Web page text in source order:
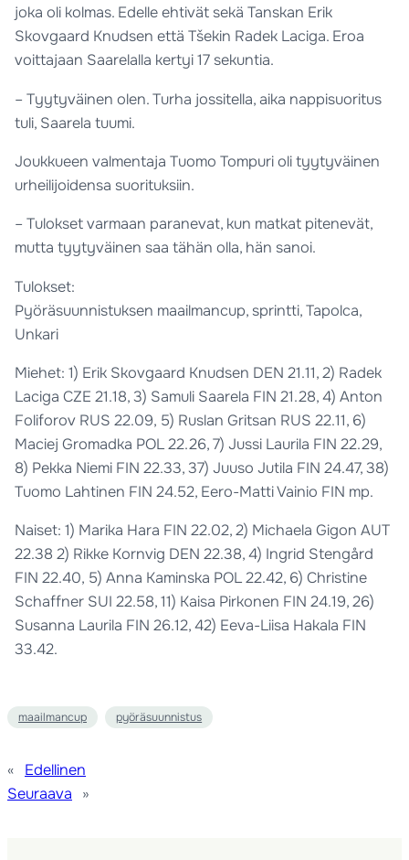
joka oli kolmas. Edelle ehtivät sekä Tanskan Erik
Skovgaard Knudsen että Tšekin Radek Laciga. Eroa
voittajaan Saarelalla kertyi 17 sekuntia.
– Tyytyväinen olen. Turha jossitella, aika nappisuoritus
tuli, Saarela tuumi.
Joukkueen valmentaja Tuomo Tompuri oli tyytyväinen
urheilijoidensa suorituksiin.
– Tulokset varmaan paranevat, kun matkat pitenevät,
mutta tyytyväinen saa tähän olla, hän sanoi.
Tulokset:
Pyöräsuunnistuksen maailmancup, sprintti, Tapolca,
Unkari
Miehet: 1) Erik Skovgaard Knudsen DEN 21.11, 2) Radek
Laciga CZE 21.18, 3) Samuli Saarela FIN 21.28, 4) Anton
Foliforov RUS 22.09, 5) Ruslan Gritsan RUS 22.11, 6)
Maciej Gromadka POL 22.26, 7) Jussi Laurila FIN 22.29,
8) Pekka Niemi FIN 22.33, 37) Juuso Jutila FIN 24.47, 38)
Tuomo Lahtinen FIN 24.52, Eero-Matti Vainio FIN mp.
Naiset: 1) Marika Hara FIN 22.02, 2) Michaela Gigon AUT
22.38 2) Rikke Kornvig DEN 22.38, 4) Ingrid Stengård
FIN 22.40, 5) Anna Kaminska POL 22.42, 6) Christine
Schaffner SUI 22.58, 11) Kaisa Pirkonen FIN 24.19, 26)
Susanna Laurila FIN 26.12, 42) Eeva-Liisa Hakala FIN
33.42.
maailmancup pyöräsuunnistus
«
Edellinen
Seuraava
»